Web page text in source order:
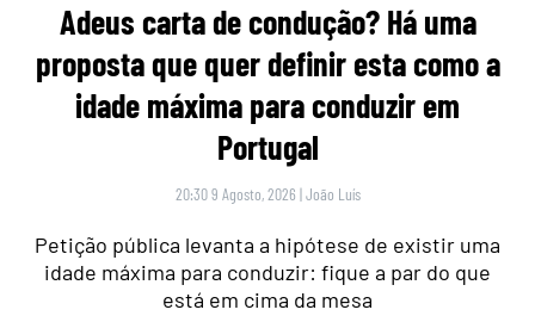
Adeus carta de condução? Há uma
proposta que quer definir esta como a
idade máxima para conduzir em
Portugal
20:30 9 Agosto, 2026 |João Luís
Petição pública levanta a hipótese de existir uma
idade máxima para conduzir: fique a par do que
está em cima da mesa